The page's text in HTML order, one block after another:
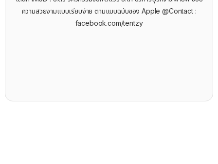
ความสวยงามแบบเรียบง่าย ตามแบบฉบับของ Apple @Contact :
facebook.com/tentzy